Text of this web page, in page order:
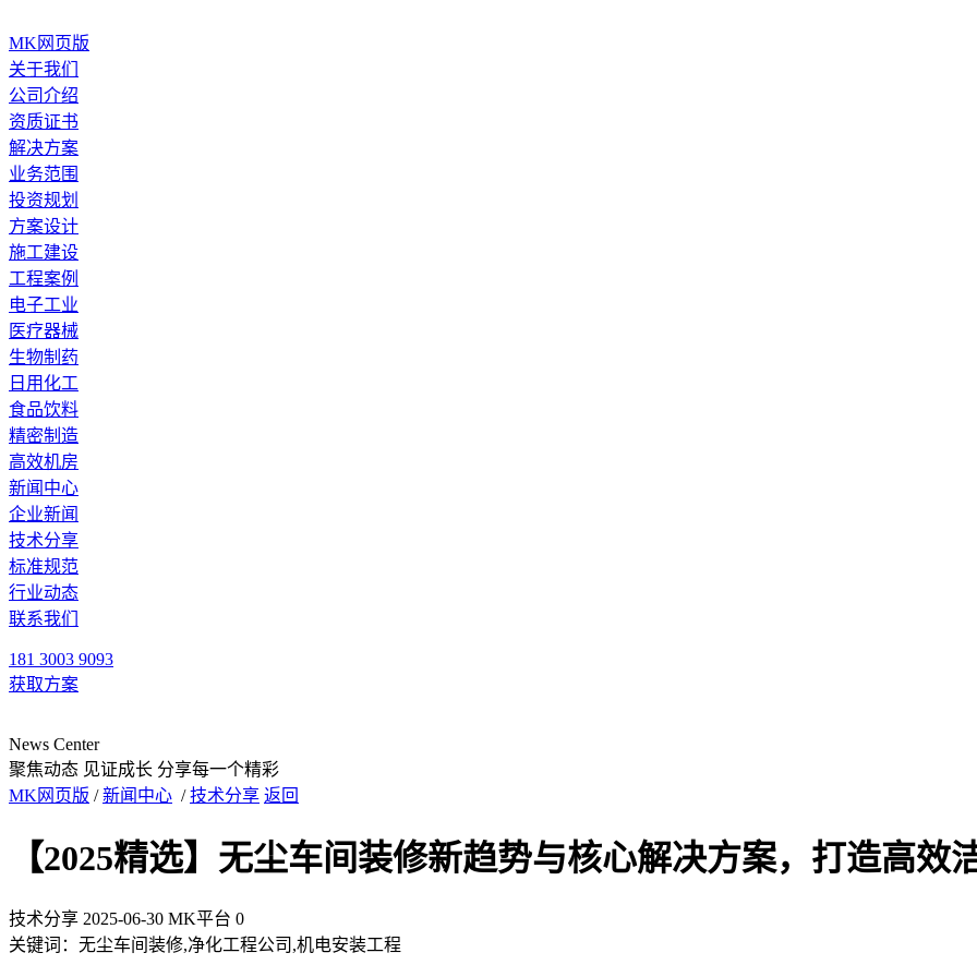
MK网页版
关于我们
公司介绍
资质证书
解决方案
业务范围
投资规划
方案设计
施工建设
工程案例
电子工业
医疗器械
生物制药
日用化工
食品饮料
精密制造
高效机房
新闻中心
企业新闻
技术分享
标准规范
行业动态
联系我们
181 3003 9093
获取方案
News Center
聚焦动态 见证成长 分享每一个精彩
MK网页版 /新闻中心 /技术分享 返回
【2025精选】无尘车间装修新趋势与核心解决方案，打造高效
技术分享 2025-06-30 MK平台 0
关键词：无尘车间装修,净化工程公司,机电安装工程